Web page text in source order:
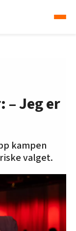
Jeg er
kampen
valget.